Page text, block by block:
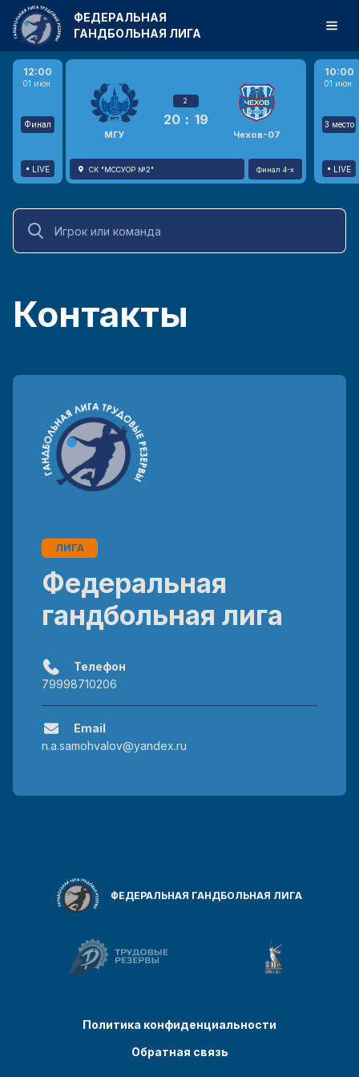
12:00
01 июн.
Финал
LIVE
МГУ
2
20 : 19
Чехов-07
СК "МССУОР №2" Финал 4-х
10:00
01 июн.
3 место
LIVE
ФЕДЕРАЛЬНАЯ
ГАНДБОЛЬНАЯ ЛИГА
Контакты
ЛИГА
Федеральная
гандбольная лига
Телефон
79998710206
Email
n.a.samohvalov@yandex.ru
ФЕДЕРАЛЬНАЯ ГАНДБОЛЬНАЯ ЛИГА
Политика конфиденциальности
Обратная связь